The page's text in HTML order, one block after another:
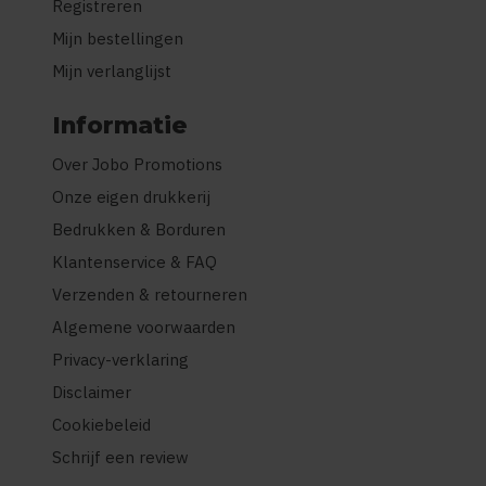
Registreren
Mijn bestellingen
Mijn verlanglijst
Informatie
Over Jobo Promotions
Onze eigen drukkerij
Bedrukken & Borduren
Klantenservice & FAQ
Verzenden & retourneren
Algemene voorwaarden
Privacy-verklaring
Disclaimer
Cookiebeleid
Schrijf een review